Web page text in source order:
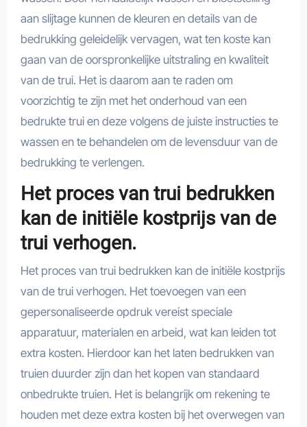
aan slijtage kunnen de kleuren en details van de
bedrukking geleidelijk vervagen, wat ten koste kan
gaan van de oorspronkelijke uitstraling en kwaliteit
van de trui. Het is daarom aan te raden om
voorzichtig te zijn met het onderhoud van een
bedrukte trui en deze volgens de juiste instructies te
wassen en te behandelen om de levensduur van de
bedrukking te verlengen.
Het proces van trui bedrukken
kan de initiële kostprijs van de
trui verhogen.
Het proces van trui bedrukken kan de initiële kostprijs
van de trui verhogen. Het toevoegen van een
gepersonaliseerde opdruk vereist speciale
apparatuur, materialen en arbeid, wat kan leiden tot
extra kosten. Hierdoor kan het laten bedrukken van
truien duurder zijn dan het kopen van standaard
onbedrukte truien. Het is belangrijk om rekening te
houden met deze extra kosten bij het overwegen van